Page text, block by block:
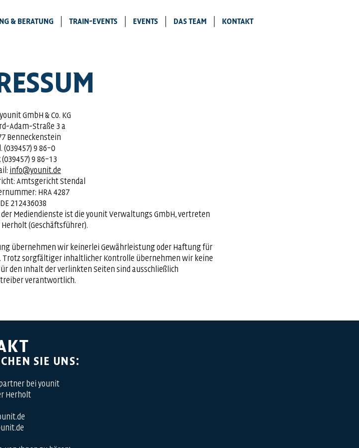
& BERATUNG TRAIN-EVENTS EVENTS DAS TEAM KONTAKT
GmbH & Co. KG
Adam-Straße 3 a
Benneckenstein
(039457) 9 86–0
(039457) 9 86–13
info@younit.de
Amtsgericht Stendal
HRA 4287
DE 212436038
Mediendienste ist die younit Verwaltungs GmbH, vertreten
(Geschäftsführer).
übernehmen wir keinerlei Gewährleistung oder Haftung für
Trotz sorgfältiger inhaltlicher Kontrolle übernehmen wir keine
den Inhalt der verlinkten Seiten sind ausschließlich
verantwortlich.
SIE UNS:
bei younit
Herholt